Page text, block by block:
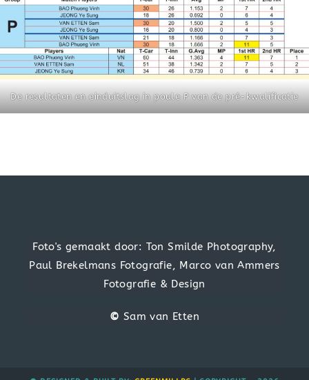
De resultaten en einduitslag in poule P van de pré-kwalificatie
Foto's gemaakt door: Ton Smilde Photography,
Paul Brekelmans Fotografie, Marco van Ammers
Fotografie & Design
© Sam van Etten